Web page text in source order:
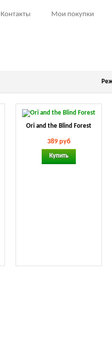
Контакты Мои покупки
Ori and the Blind Forest
389 руб
Купить